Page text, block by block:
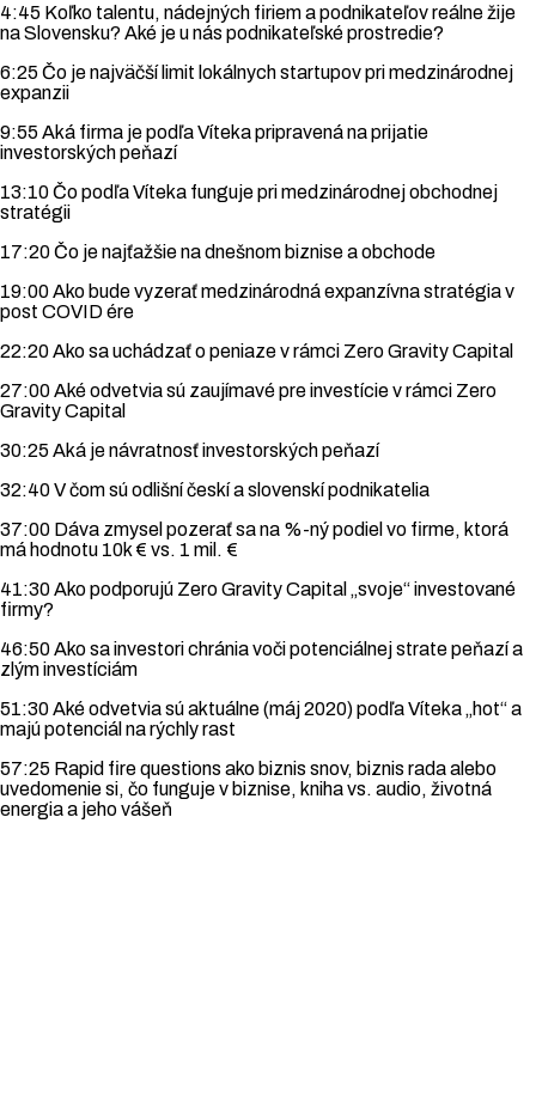
4:45 Koľko talentu, nádejných firiem a podnikateľov reálne žije
na Slovensku? Aké je u nás podnikateľské prostredie?
6:25 Čo je najväčší limit lokálnych startupov pri medzinárodnej
expanzii
9:55 Aká firma je podľa Víteka pripravená na prijatie
investorských peňazí
13:10 Čo podľa Víteka funguje pri medzinárodnej obchodnej
stratégii
17:20 Čo je najťažšie na dnešnom biznise a obchode
19:00 Ako bude vyzerať medzinárodná expanzívna stratégia v
post COVID ére
22:20 Ako sa uchádzať o peniaze v rámci Zero Gravity Capital
27:00 Aké odvetvia sú zaujímavé pre investície v rámci Zero
Gravity Capital
30:25 Aká je návratnosť investorských peňazí
32:40 V čom sú odlišní českí a slovenskí podnikatelia
37:00 Dáva zmysel pozerať sa na %-ný podiel vo firme, ktorá
má hodnotu 10k € vs. 1 mil. €
41:30 Ako podporujú Zero Gravity Capital „svoje“ investované
firmy?
46:50 Ako sa investori chránia voči potenciálnej strate peňazí a
zlým investíciám
51:30 Aké odvetvia sú aktuálne (máj 2020) podľa Víteka „hot“ a
majú potenciál na rýchly rast
57:25 Rapid fire questions ako biznis snov, biznis rada alebo
uvedomenie si, čo funguje v biznise, kniha vs. audio, životná
energia a jeho vášeň